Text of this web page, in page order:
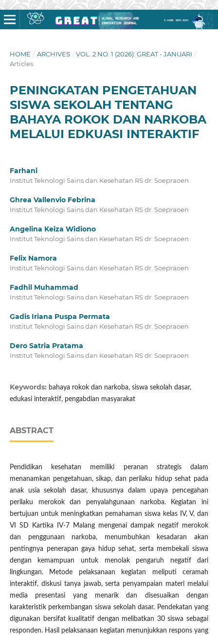
HOME / ARCHIVES / VOL. 2 NO. 1 (2026): GREAT - JANUARI /
Articles
PENINGKATAN PENGETAHUAN
SISWA SEKOLAH TENTANG
BAHAYA ROKOK DAN NARKOBA
MELALUI EDKUASI INTERAKTIF
Farhani
Institut Teknologi Sains dan Kesehatan RS dr. Soepraoen
Ghrea Vallenvio Febrina
Institut Teknologi Sains dan Kesehatan RS dr. Soepraoen
Angelina Keiza Widiono
Institut Teknologi Sains dan Kesehatan RS dr. Soepraoen
Felix Namora
Institut Teknologi Sains dan Kesehatan RS dr. Soepraoen
Fadhil Muhammad
Institut Teknologi Sains dan Kesehatan RS dr. Soepraoen
Gadis Iriana Puspa Permata
Institut Teknologi Sains dan Kesehatan RS dr. Soepraoen
Dero Satria Pratama
Institut Teknologi Sains dan Kesehatan RS dr. Soepraoen
Keywords: bahaya rokok dan narkoba, siswa sekolah dasar,
edukasi interaktif, pengabdian masyarakat
ABSTRACT
Pendidikan kesehatan memiliki peranan strategis dalam
menanamkan pengetahuan, sikap, dan perilaku hidup sehat pada
anak usia sekolah dasar, khususnya dalam upaya pencegahan
perilaku merokok dan penyalahgunaan narkoba. Kegiatan ini
bertujuan untuk meningkatkan pemahaman siswa kelas IV, V, dan
VI SD Kartika IV-7 Malang mengenai dampak negatif merokok
dan penggunaan narkoba, menumbuhkan kesadaran akan
pentingnya penerapan gaya hidup sehat, serta membekali siswa
dengan kemampuan untuk menolak pengaruh negatif dari
lingkungan. Metode pelaksanaan kegiatan meliputi ceramah
interaktif, diskusi tanya jawab, serta penyampaian materi melalui
media presentasi yang menarik dan disesuaikan dengan
karakteristik perkembangan siswa sekolah dasar. Pendekatan yang
digunakan bersifat kualitatif dengan melibatkan 30 siswa sebagai
responden. Hasil pelaksanaan kegiatan menunjukkan respons yang